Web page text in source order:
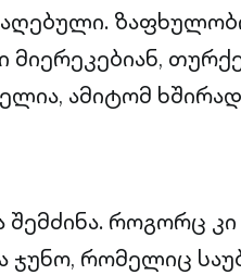
აღებული.
მიერეკებიან,
ამიტომ ხშირად
როგორც
ჯუნო, რომელიც